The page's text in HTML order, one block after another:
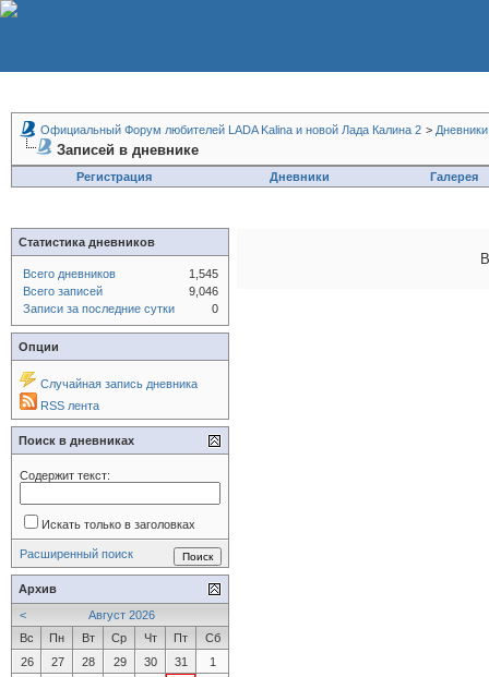
Официальный Форум любителей LADA Kalina и новой Лада Калина 2 > Дневники
Записей в дневнике
Регистрация Дневники Галерея
Статистика дневников
Всего дневников
1,545
Всего записей
9,046
Записи за последние сутки
0
Опции
Случайная запись дневника
RSS лента
Поиск в дневниках
Содержит текст:
Искать только в заголовках
Расширенный поиск
Архив
<
Август 2026
Вс
Пн Вт Ср Чт Пт
Сб
26
27 28 29 30 31
1